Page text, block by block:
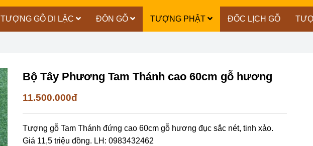
TƯỢNG GỖ DI LẶC ĐÔN GỖ TƯỢNG PHẬT ĐỐC LỊCH GỖ
Bộ Tây Phương Tam Thánh cao 60cm gỗ hương
11.500.000đ
Tượng gỗ Tam Thánh đứng cao 60cm gỗ hương đục sắc nét, tinh xảo.
Giá 11,5 triệu đồng. LH: 0983432462